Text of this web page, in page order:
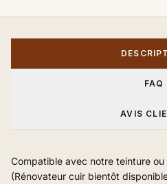
FAQ
AVIS
Compatible avec notre teinture
(Rénovateur cuir bientôt